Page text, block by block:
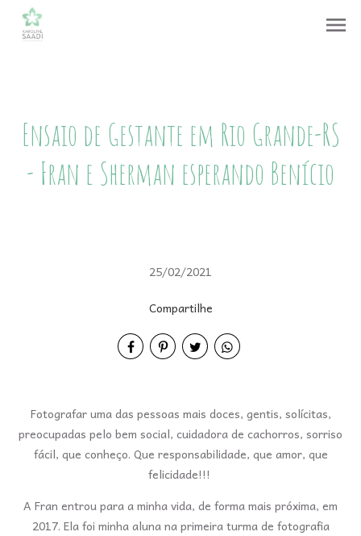
menu
Ensaio de Gestante em Rio Grande-RS
- Fran e Sherman esperando Benício
25/02/2021
Compartilhe
Fotografar uma das pessoas mais doces, gentis, solícitas,
preocupadas pelo bem social, cuidadora de cachorros, sorriso
fácil, que conheço. Que responsabilidade, que amor, que
felicidade!!!
A Fran entrou para a minha vida, de forma mais próxima, em
2017. Ela foi minha aluna na primeira turma de fotografia